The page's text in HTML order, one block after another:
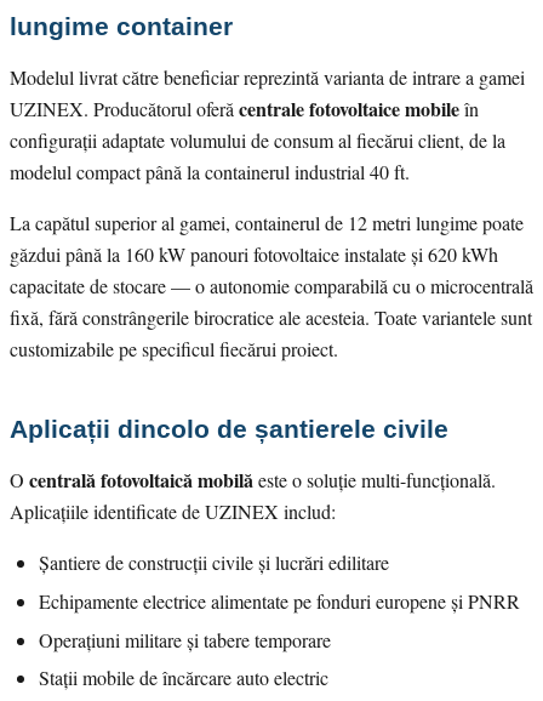
lungime container
Modelul livrat către beneficiar reprezintă varianta de intrare a gamei
UZINEX. Producătorul oferăcentrale fotovoltaice mobileîn
configurații adaptate volumului de consum al fiecărui client, de la
modelul compact până la containerul industrial 40 ft.
La capătul superior al gamei, containerul de 12 metri lungime poate
găzdui până la 160 kW panouri fotovoltaice instalate și 620 kWh
capacitate de stocare — o autonomie comparabilă cu o microcentrală
fixă, fără constrângerile birocratice ale acesteia. Toate variantele sunt
customizabile pe specificul fiecărui proiect.
Aplicații dincolo de șantierele civile
O centrală fotovoltaică mobilăeste o soluție multi-funcțională.
Aplicațiile identificate de UZINEX includ:
Șantiere de construcții civile și lucrări edilitare
Echipamente electrice alimentate pe fonduri europene și PNRR
Operațiuni militare și tabere temporare
Stații mobile de încărcare auto electric